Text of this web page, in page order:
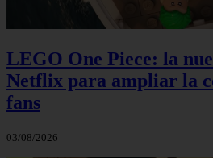
LEGO One Piece: la
Netflix para ampliar la
fans
03/08/2026